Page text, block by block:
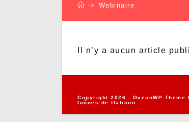
-> Webinaire
Il n’y a aucun article
Copyright 2026 - OceanWP
Icônes de flaticon